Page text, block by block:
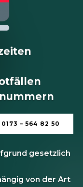
0173 – 564 82 50
gesetzlich
von der Art